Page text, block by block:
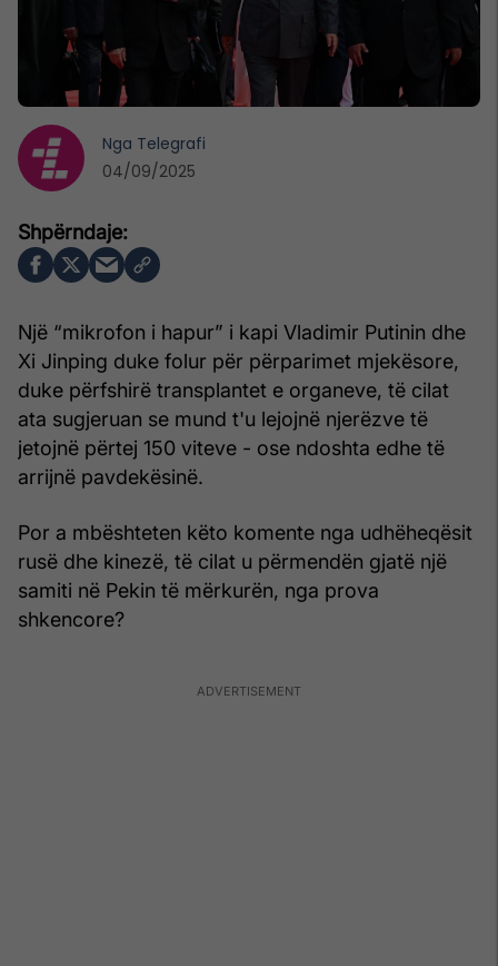
Një “mikrofon i hapur” i kapi Vladimir Putinin dhe
Xi Jinping duke folur për përparimet mjekësore,
duke përfshirë transplantet e organeve, të cilat
ata sugjeruan se mund t'u lejojnë njerëzve të
jetojnë përtej 150 viteve - ose ndoshta edhe të
arrijnë pavdekësinë.
Por a mbështeten këto komente nga udhëheqësit
rusë dhe kinezë, të cilat u përmendën gjatë një
samiti në Pekin të mërkurën, nga prova
shkencore?
Nga Telegrafi
04/09/2025